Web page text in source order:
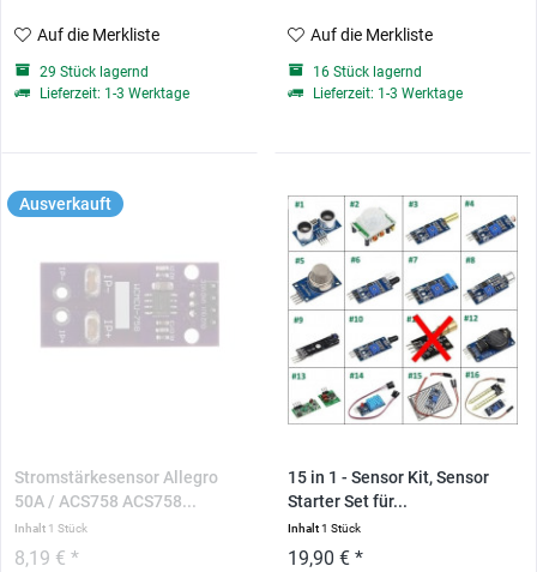
Auf die Merkliste
29 Stück lagernd
Lieferzeit: 1-3 Werktage
Auf die Merkliste
16 Stück lagernd
Lieferzeit: 1-3 Werktage
Ausverkauft
Stromstärkesensor Allegro
50A / ACS758 ACS758...
Inhalt 1 Stück
8,19 € *
15 in 1 - Sensor Kit, Sensor
Starter Set für...
Inhalt1 Stück
19,90 € *